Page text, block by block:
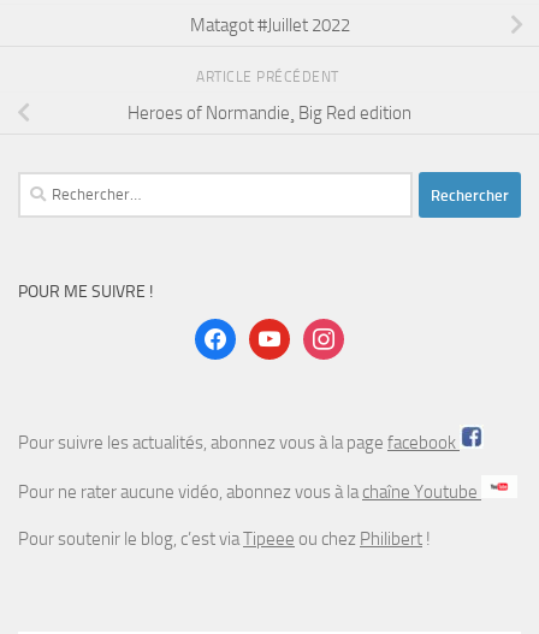
Matagot #Juillet 2022
ARTICLE PRÉCÉDENT
Heroes of Normandie¸ Big Red edition
Rechercher :
POUR ME SUIVRE !
facebookyoutubeinstagram
Pour suivre les actualités, abonnez vous à la page facebook
Pour ne rater aucune vidéo, abonnez vous à lachaîne Youtube
Pour soutenir le blog, c’est viaTipeee ou chez Philibert !